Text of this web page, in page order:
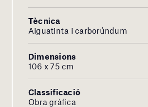
Tècnica
Aiguatinta i carborúndum
Dimensions
106 x 75 cm
Classificació
Obra gràfica